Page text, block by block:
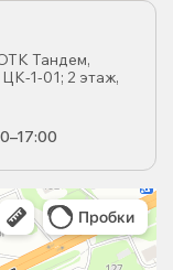
Тандем,
1-01; 2 этаж,